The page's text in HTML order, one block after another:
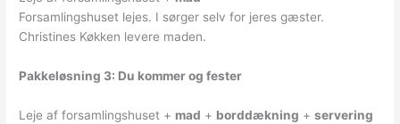
Forsamlingshuset lejes. I sørger selv for jeres gæster.
Christines Køkken levere maden.
Pakkeløsning 3: Du kommer og fester
Leje af forsamlingshuset + mad + borddækning +servering